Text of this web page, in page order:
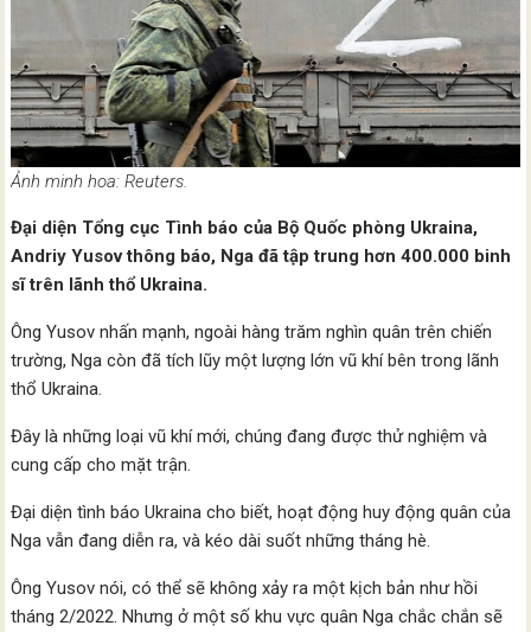
Ảnh minh hoa: Reuters.
Đại diện Tổng cục Tình báo của Bộ Quốc phòng Ukraina,
Andriy Yusov thông báo, Nga đã tập trung hơn 400.000 binh
sĩ trên lãnh thổ Ukraina.
Ông Yusov nhấn mạnh, ngoài hàng trăm nghìn quân trên chiến
trường, Nga còn đã tích lũy một lượng lớn vũ khí bên trong lãnh
thổ Ukraina.
Đây là những loại vũ khí mới, chúng đang được thử nghiệm và
cung cấp cho mặt trận.
Đại diện tình báo Ukraina cho biết, hoạt động huy động quân của
Nga vẫn đang diễn ra, và kéo dài suốt những tháng hè.
Ông Yusov nói, có thể sẽ không xảy ra một kịch bản như hồi
tháng 2/2022. Nhưng ở một số khu vực quân Nga chắc chắn sẽ